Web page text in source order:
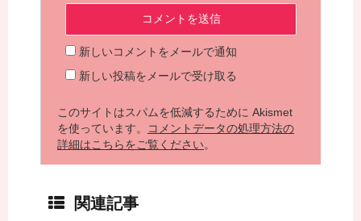
新しいコメントをメールで通知
新しい投稿をメールで受け取る
このサイトはスパムを低減するために Akismet
を使っています。
コメントデータの処理方法の
詳細はこちらをご覧ください。
関連記事